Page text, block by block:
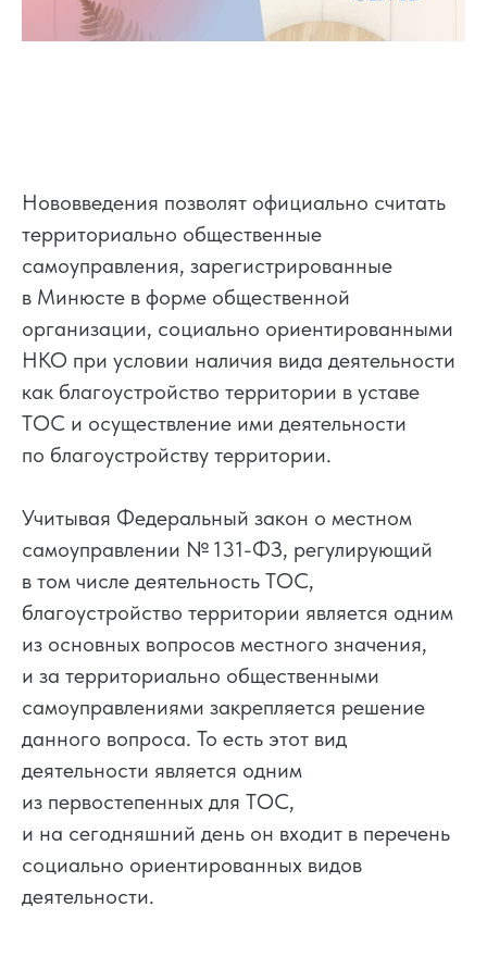
Нововведения позволят официально считать
территориально общественные
самоуправления, зарегистрированные
в Минюсте в форме общественной
организации, социально ориентированными
НКО при условии наличия вида деятельности
как благоустройство территории в уставе
ТОС и осуществление ими деятельности
по благоустройству территории.
Учитывая Федеральный закон о местном
самоуправлении № 131-ФЗ, регулирующий
в том числе деятельность ТОС,
благоустройство территории является одним
из основных вопросов местного значения,
и за территориально общественными
самоуправлениями закрепляется решение
данного вопроса. То есть этот вид
деятельности является одним
из первостепенных для ТОС,
и на сегодняшний день он входит в перечень
социально ориентированных видов
деятельности.